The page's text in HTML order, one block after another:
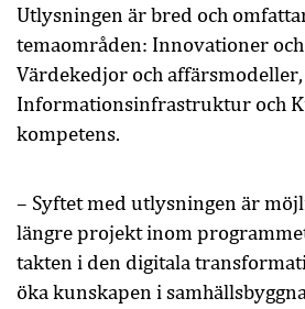
Utlysningen är bred och
temaområden: Innovationer
Värdekedjor och affärsmodeller,
Informationsinfrastruktur och
kompetens.
– Syftet med utlysningen är
längre projekt inom
takten i den digitala
öka kunskapen i